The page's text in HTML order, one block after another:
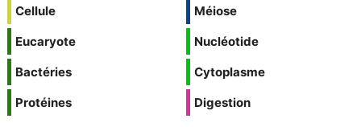
Cellule
Eucaryote
Bactéries
Protéines
Méiose
Nucléotide
Cytoplasme
Digestion